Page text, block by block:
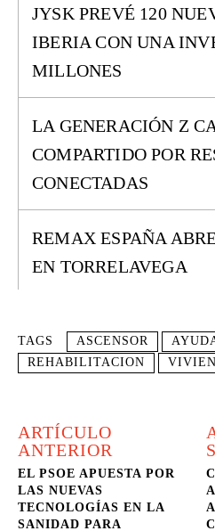
JYSK PREVÉ 120
IBERIA CON UNA
MILLONES
LA GENERACIÓN Z
COMPARTIDO POR
CONECTADAS
REMAX ESPAÑA
EN TORRELAVEGA
TAGS ASCENSOR
REHABILITACION
ARTÍCULO
ANTERIOR
EL PSOE APUESTA POR
LAS NUEVAS
TECNOLOGÍAS EN LA
SANIDAD PARA